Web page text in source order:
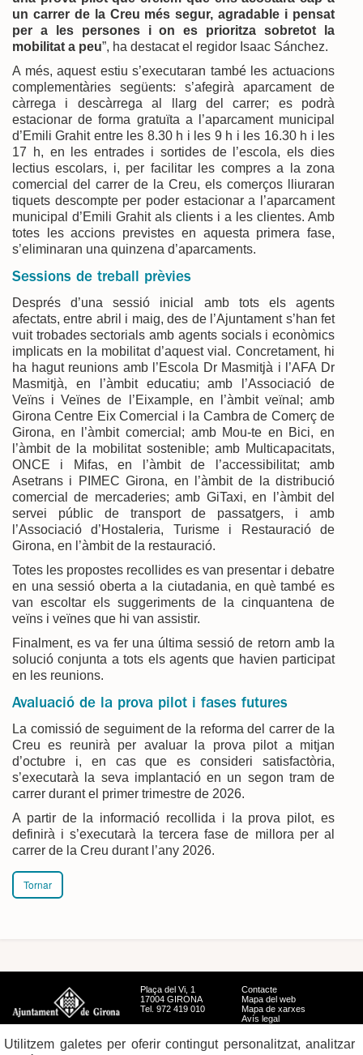
un carrer de la Creu més segur, agradable i pensat
per a les persones i on es prioritza sobretot la
mobilitat a peu”, ha destacat el regidor Isaac Sánchez.
A més, aquest estiu s’executaran també les actuacions
complementàries següents: s’afegirà aparcament de
càrrega i descàrrega al llarg del carrer; es podrà
estacionar de forma gratuïta a l’aparcament municipal
d’Emili Grahit entre les 8.30 h i les 9 h i les 16.30 h i les
17 h, en les entrades i sortides de l’escola, els dies
lectius escolars, i, per facilitar les compres a la zona
comercial del carrer de la Creu, els comerços lliuraran
tiquets descompte per poder estacionar a l’aparcament
municipal d’Emili Grahit als clients i a les clientes. Amb
totes les accions previstes en aquesta primera fase,
s’eliminaran una quinzena d’aparcaments.
Sessions de treball prèvies
Després d’una sessió inicial amb tots els agents
afectats, entre abril i maig, des de l’Ajuntament s’han fet
vuit trobades sectorials amb agents socials i econòmics
implicats en la mobilitat d’aquest vial. Concretament, hi
ha hagut reunions amb l’Escola Dr Masmitjà i l’AFA Dr
Masmitjà, en l’àmbit educatiu; amb l’Associació de
Veïns i Veïnes de l’Eixample, en l’àmbit veïnal; amb
Girona Centre Eix Comercial i la Cambra de Comerç de
Girona, en l’àmbit comercial; amb Mou-te en Bici, en
l’àmbit de la mobilitat sostenible; amb Multicapacitats,
ONCE i Mifas, en l’àmbit de l’accessibilitat; amb
Asetrans i PIMEC Girona, en l’àmbit de la distribució
comercial de mercaderies; amb GiTaxi, en l’àmbit del
servei públic de transport de passatgers, i amb
l’Associació d’Hostaleria, Turisme i Restauració de
Girona, en l’àmbit de la restauració.
Totes les propostes recollides es van presentar i debatre
en una sessió oberta a la ciutadania, en què també es
van escoltar els suggeriments de la cinquantena de
veïns i veïnes que hi van assistir.
Finalment, es va fer una última sessió de retorn amb la
solució conjunta a tots els agents que havien participat
en les reunions.
Avaluació de la prova pilot i fases futures
La comissió de seguiment de la reforma del carrer de la
Creu es reunirà per avaluar la prova pilot a mitjan
d’octubre i, en cas que es consideri satisfactòria,
s’executarà la seva implantació en un segon tram de
carrer durant el primer trimestre de 2026.
A partir de la informació recollida i la prova pilot, es
definirà i s’executarà la tercera fase de millora per al
carrer de la Creu durant l’any 2026.
Tornar
Plaça del Vi, 1
17004 GIRONA
Tel. 972 419 010
Contacte
Mapa del web
Mapa de xarxes
Avís legal
Utilitzem galetes per oferir contingut personalitzat, analitzar